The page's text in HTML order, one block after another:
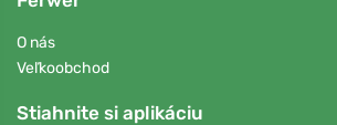
O nás
Veľkoobchod
Stiahnite si aplikáciu